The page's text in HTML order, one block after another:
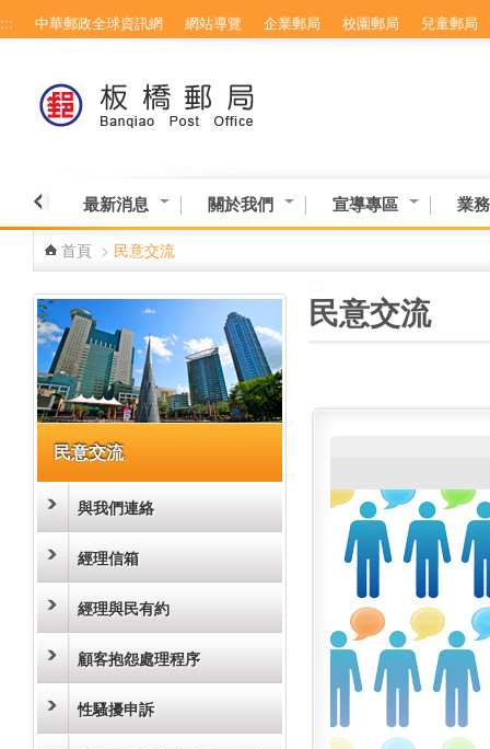
跳到主要內容區塊
::: 中華郵政全球資訊網 網站導覽 企業郵局 校園郵局 兒童郵局
最新消息 關於我們 宣導專區 業
首頁 > 民意交流
民意交流
與我們連絡
經理信箱
經理與民有約
顧客抱怨處理程序
性騷擾申訴
民意交流